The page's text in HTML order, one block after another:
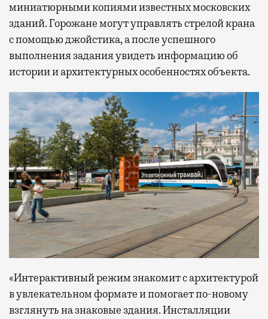
миниатюрными копиями известных московских
зданий. Горожане могут управлять стрелой крана
с помощью джойстика, а после успешного
выполнения задания увидеть информацию об
истории и архитектурных особенностях объекта.
«Интерактивный режим знакомит с архитектурой
в увлекательном формате и помогает по-новому
взглянуть на знаковые здания. Инсталляции